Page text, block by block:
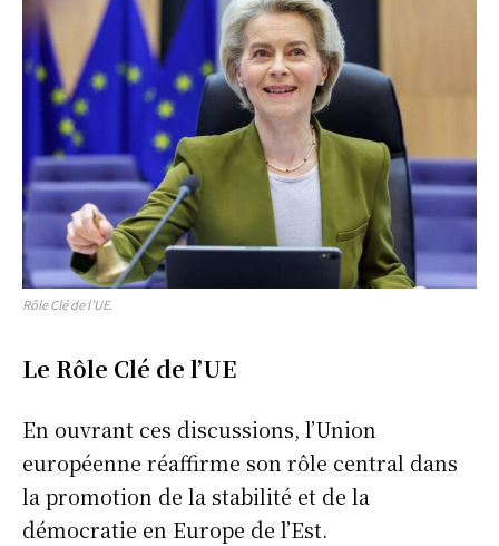
Rôle Clé de l’UE.
Le Rôle Clé de l’UE
En ouvrant ces discussions, l’Union
européenne réaffirme son rôle central dans
la promotion de la stabilité et de la
démocratie en Europe de l’Est.